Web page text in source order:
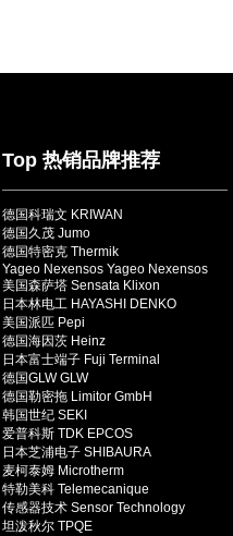
Top 热销品牌推荐
德国科瑞文 KRIWAN
德国久茂 Jumo
德国特密克 Thermik
Yageo Nexensos Yageo Nexensos
美国森萨塔 Sensata Klixon
日本林电工 HAYASHI DENKO
美国派匹 Pepi
德国海因茨 Heinz
日本富士端子 Fuji Terminal
德国GLW GLW
德国勒密拖 Limitor GmbH
韩国世纪 SEKI
爱普科斯 TDK EPCOS
日本芝浦电子 SHIBAURA
麦柯泰姆 Microtherm
特勒美科 Telemecanique
传感器技术 Sensor Technology
坦泼秋尔 TPQE